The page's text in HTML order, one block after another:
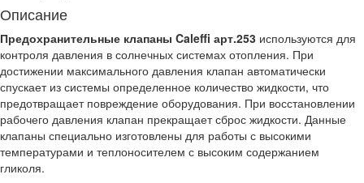
Описание
Предохранительные клапаны Caleffi арт.253 используются для
контроля давления в солнечных системах отопления. При
достижении максимального давления клапан автоматически
спускает из системы определенное количество жидкости, что
предотвращает повреждение оборудования. При восстановлении
рабочего давления клапан прекращает сброс жидкости. Данные
клапаны специально изготовлены для работы с высокими
температурами и теплоносителем с высоким содержанием
гликоля.